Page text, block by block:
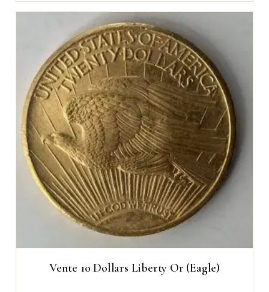
Vente 10 Dollars Liberty Or (Eagle)